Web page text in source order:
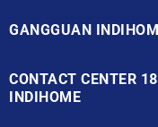
GANGGUAN
CONTACT CENTER
INDIHOME